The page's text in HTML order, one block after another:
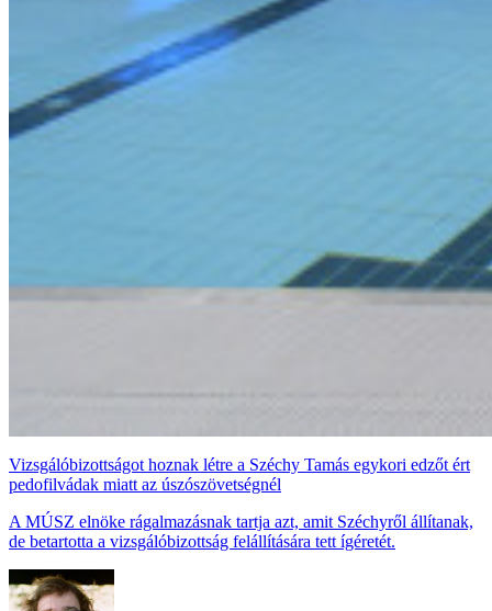
Vizsgálóbizottságot hoznak létre a Széchy Tamás egykori edzőt ért
pedofilvádak miatt az úszószövetségnél
A MÚSZ elnöke rágalmazásnak tartja azt, amit Széchyről állítanak,
de betartotta a vizsgálóbizottság felállítására tett ígéretét.